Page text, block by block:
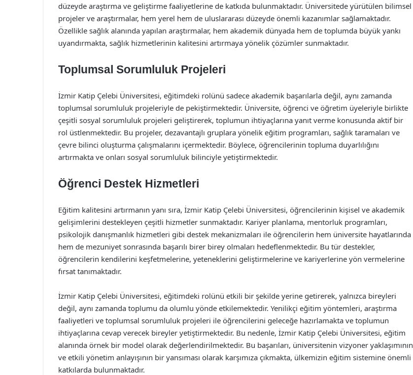
düzeyde araştırma ve geliştirme faaliyetlerine de katkıda bulunmaktadır. Üniversitede yürütülen bilimsel
projeler ve araştırmalar, hem yerel hem de uluslararası düzeyde önemli kazanımlar sağlamaktadır.
Özellikle sağlık alanında yapılan araştırmalar, hem akademik dünyada hem de toplumda büyük yankı
uyandırmakta, sağlık hizmetlerinin kalitesini artırmaya yönelik çözümler sunmaktadır.
Toplumsal Sorumluluk Projeleri
İzmir Katip Çelebi Üniversitesi, eğitimdeki rolünü sadece akademik başarılarla değil, aynı zamanda
toplumsal sorumluluk projeleriyle de pekiştirmektedir. Üniversite, öğrenci ve öğretim üyeleriyle birlikte
çeşitli sosyal sorumluluk projeleri geliştirerek, toplumun ihtiyaçlarına yanıt verme konusunda aktif bir
rol üstlenmektedir. Bu projeler, dezavantajlı gruplara yönelik eğitim programları, sağlık taramaları ve
çevre bilinci oluşturma çalışmalarını içermektedir. Böylece, öğrencilerinin topluma duyarlılığını
artırmakta ve onları sosyal sorumluluk bilinciyle yetiştirmektedir.
Öğrenci Destek Hizmetleri
Eğitim kalitesini artırmanın yanı sıra, İzmir Katip Çelebi Üniversitesi, öğrencilerinin kişisel ve akademik
gelişimlerini destekleyen çeşitli hizmetler sunmaktadır. Kariyer planlama, mentorluk programları,
psikolojik danışmanlık hizmetleri gibi destek mekanizmaları ile öğrencilerin hem üniversite hayatlarında
hem de mezuniyet sonrasında başarılı birer birey olmaları hedeflenmektedir. Bu tür destekler,
öğrencilerin kendilerini keşfetmelerine, yeteneklerini geliştirmelerine ve kariyerlerine yön vermelerine
fırsat tanımaktadır.
İzmir Katip Çelebi Üniversitesi, eğitimdeki rolünü etkili bir şekilde yerine getirerek, yalnızca bireyleri
değil, aynı zamanda toplumu da olumlu yönde etkilemektedir. Yenilikçi eğitim yöntemleri, araştırma
faaliyetleri ve toplumsal sorumluluk projeleri ile öğrencilerini geleceğe hazırlamakta ve toplumun
ihtiyaçlarına cevap verecek bireyler yetiştirmektedir. Bu nedenle, İzmir Katip Çelebi Üniversitesi, eğitim
alanında örnek bir model olarak değerlendirilmektedir. Bu başarıları, üniversitenin vizyoner yaklaşımının
ve etkili yönetim anlayışının bir yansıması olarak karşımıza çıkmakta, ülkemizin eğitim sistemine önemli
katkılarda bulunmaktadır.